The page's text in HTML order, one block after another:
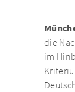
die
im